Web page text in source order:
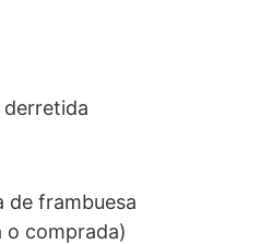
de frambuesa
o comprada)